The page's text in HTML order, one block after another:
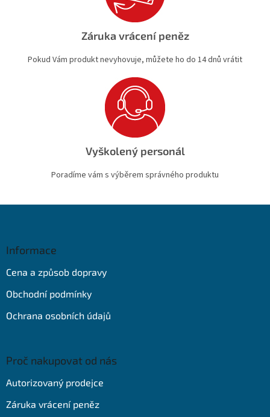
Záruka vrácení peněz
Pokud Vám produkt nevyhovuje, můžete ho do 14 dnů vrátit
Vyškolený personál
Poradíme vám s výběrem správného produktu
Informace
Cena a způsob dopravy
Obchodní podmínky
Ochrana osobních údajů
Proč nakupovat od nás
Autorizovaný prodejce
Záruka vrácení peněz